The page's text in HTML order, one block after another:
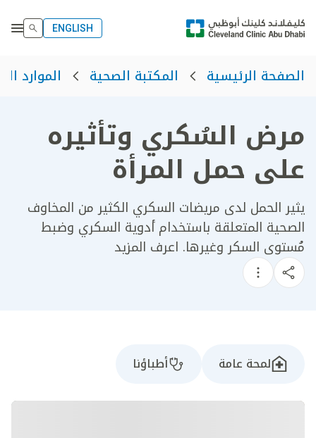
ENGLISH
الصفحة الرئيسية المكتبة الصحية الموارد
مرض السُكري وتأثيره
على حمل المرأة
​يثير الحمل لدى مريضات السكري الكثير من المخاوف
الصحية المتعلقة باستخدام أدوية السكري وضبط
مُستوى السكر وغيرها. اعرف المزيد
لمحة عامة أطباؤنا